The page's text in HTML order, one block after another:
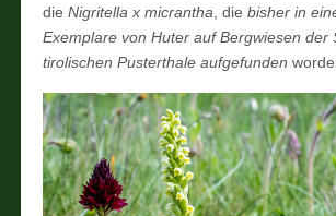
dieNigritella x micrantha , diebisher in
Exemplare von Huter auf Bergwiesen der
tirolischen Pusterthale aufgefunden